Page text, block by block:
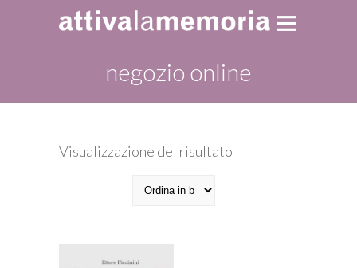
negozio online
Visualizzazione del risultato